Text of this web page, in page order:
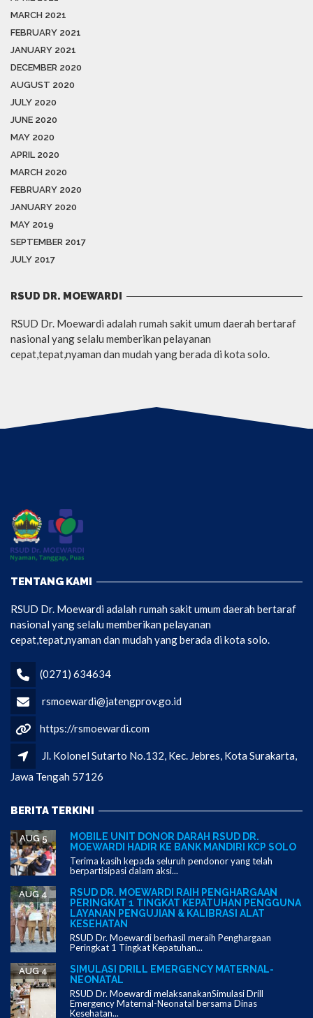
MARCH 2021
FEBRUARY 2021
JANUARY 2021
DECEMBER 2020
AUGUST 2020
JULY 2020
JUNE 2020
MAY 2020
APRIL 2020
MARCH 2020
FEBRUARY 2020
JANUARY 2020
MAY 2019
SEPTEMBER 2017
JULY 2017
RSUD DR. MOEWARDI
RSUD Dr. Moewardi adalah rumah sakit umum daerah bertaraf
nasional yang selalu memberikan pelayanan
cepat,tepat,nyaman dan mudah yang berada di kota solo.
TENTANG KAMI
RSUD Dr. Moewardi adalah rumah sakit umum daerah bertaraf
nasional yang selalu memberikan pelayanan
cepat,tepat,nyaman dan mudah yang berada di kota solo.
(0271) 634634
rsmoewardi@jatengprov.go.id
https://rsmoewardi.com
Jl. Kolonel Sutarto No.132, Kec. Jebres, Kota Surakarta,
Jawa Tengah 57126
BERITA TERKINI
MOBILE UNIT DONOR DARAH RSUD DR.
MOEWARDI HADIR KE BANK MANDIRI KCP SOLO
AUG 5
Terima kasih kepada seluruh pendonor yang telah
berpartisipasi dalam aksi...
RSUD DR. MOEWARDI RAIH PENGHARGAAN
PERINGKAT 1 TINGKAT KEPATUHAN PENGGUNA
LAYANAN PENGUJIAN & KALIBRASI ALAT
KESEHATAN
AUG 4
RSUD Dr. Moewardi berhasil meraih Penghargaan
Peringkat 1 Tingkat Kepatuhan...
SIMULASI DRILL EMERGENCY MATERNAL-
NEONATAL
AUG 4
RSUD Dr. Moewardi melaksanakanSimulasi Drill
Emergency Maternal-Neonatal bersama Dinas
Kesehatan...